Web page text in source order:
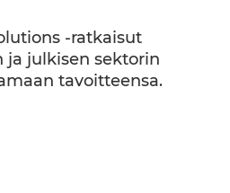
-ratkaisut
julkisen sektorin
tavoitteensa.